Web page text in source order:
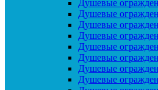
Душевые
Душевые
Душевые
Душевые
Душевые
Душевые
Душевые
Душевые